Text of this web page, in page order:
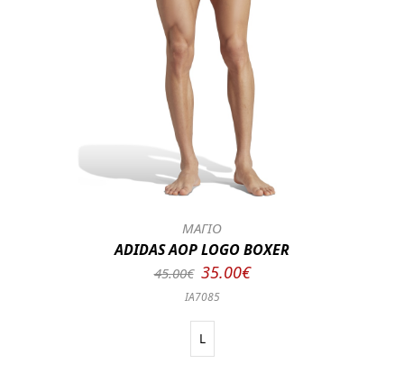
ΜΑΓΙΟ
ADIDAS AOP LOGO BOXER
45.00€ 35.00€
IA7085
L